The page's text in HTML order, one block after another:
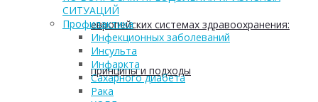
европейских системах здравоохранения:
принципы и подходы
СИТУАЦИЙ
Профилактика
Инфекционных заболеваний
Инсульта
Инфаркта
Сахарного диабета
Рака